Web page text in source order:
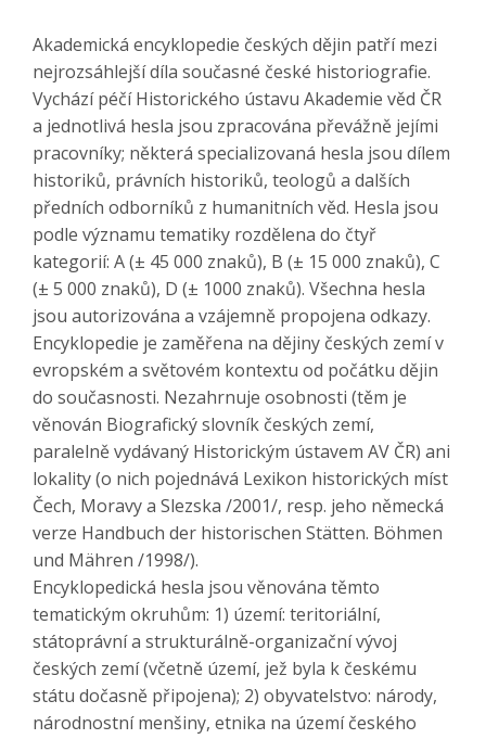
Akademická encyklopedie českých dějin patří mezi
nejrozsáhlejší díla současné české historiografie.
Vychází péčí Historického ústavu Akademie věd ČR
a jednotlivá hesla jsou zpracována převážně jejími
pracovníky; některá specializovaná hesla jsou dílem
historiků, právních historiků, teologů a dalších
předních odborníků z humanitních věd. Hesla jsou
podle významu tematiky rozdělena do čtyř
kategorií: A (± 45 000 znaků), B (± 15 000 znaků), C
(± 5 000 znaků), D (± 1000 znaků). Všechna hesla
jsou autorizována a vzájemně propojena odkazy.
Encyklopedie je zaměřena na dějiny českých zemí v
evropském a světovém kontextu od počátku dějin
do současnosti. Nezahrnuje osobnosti (těm je
věnován Biografický slovník českých zemí,
paralelně vydávaný Historickým ústavem AV ČR) ani
lokality (o nich pojednává Lexikon historických míst
Čech, Moravy a Slezska /2001/, resp. jeho německá
verze Handbuch der historischen Stätten. Böhmen
und Mähren /1998/).
Encyklopedická hesla jsou věnována těmto
tematickým okruhům: 1) území: teritoriální,
státoprávní a strukturálně-organizační vývoj
českých zemí (včetně území, jež byla k českému
státu dočasně připojena); 2) obyvatelstvo: národy,
národnostní menšiny, etnika na území českého